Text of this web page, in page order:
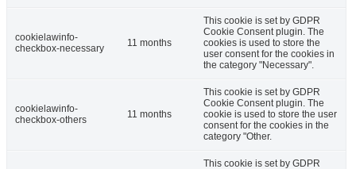
cookielawinfo-
checkbox-necessary
11 months
This cookie is set by GDPR
Cookie Consent plugin. The
cookies is used to store the
user consent for the cookies in
the category "Necessary".
cookielawinfo-
checkbox-others
11 months
This cookie is set by GDPR
Cookie Consent plugin. The
cookie is used to store the user
consent for the cookies in the
category "Other.
This cookie is set by GDPR